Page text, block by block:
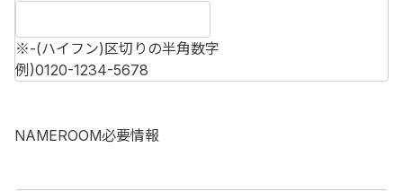
※-(ハイフン)区切りの半角数字
例)0120-1234-5678
NAMEROOM必要情報